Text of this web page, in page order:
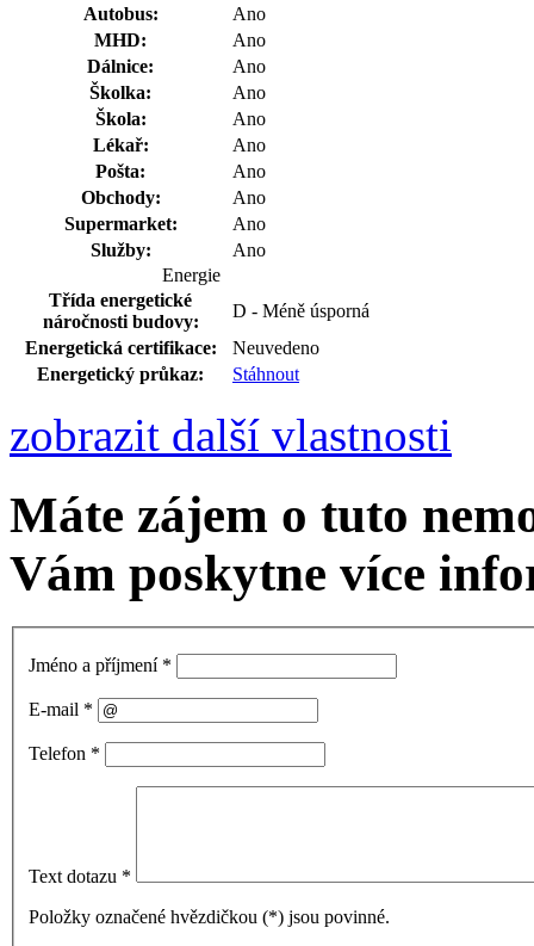
Autobus:
Ano
MHD:
Ano
Dálnice:
Ano
Školka:
Ano
Škola:
Ano
Lékař:
Ano
Pošta:
Ano
Obchody:
Ano
Supermarket:
Ano
Služby:
Ano
Energie
Třída energetické
náročnosti budovy:
D - Méně úsporná
Energetická certifikace:
Neuvedeno
Energetický průkaz:
Stáhnout
zobrazit další vlastnosti
Máte zájem o tuto
Vám poskytne více
Jméno a příjmení *
E-mail *
Telefon *
Text dotazu *
Položky označené hvězdičkou (*) jsou povinné.